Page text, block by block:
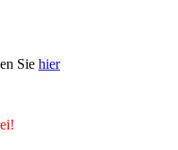
Sie hier